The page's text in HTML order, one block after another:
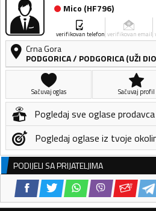
Mico (HF796)
verifikovan telefon verifikovan email
Crna Gora
PODGORICA/ PODGORICA (UŽI
Sačuvaj oglas Sačuvaj profil
Pogledaj sve oglase prodavca
Pogledaj oglase iz tvoje
PODIJELI SA PRIJATELJIMA